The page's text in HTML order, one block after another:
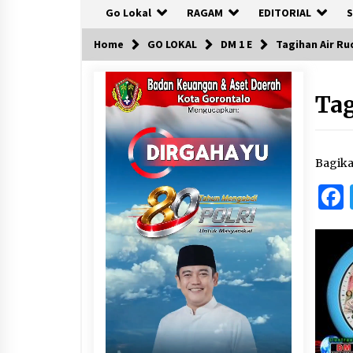
Go Lokal RAGAM EDITORIAL
Home GO LOKAL DM 1 E Tagihan Air